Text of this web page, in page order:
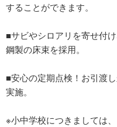
することができます。
■サビやシロアリを寄せ付
鋼製の床束を採用。
■安心の定期点検！お引渡
実施。
※小中学校につきましては